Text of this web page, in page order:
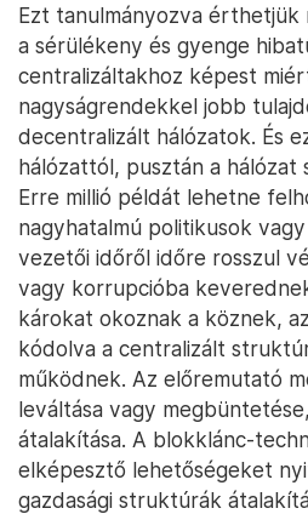
Ezt tanulmányozva érthetjük
a sérülékeny és gyenge
centralizáltakhoz képest
nagyságrendekkel jobb
decentralizált hálózatok. És
hálózattól, pusztán a
Erre millió példát lehetne
nagyhatalmú politikusok
vezetői időről időre rosszul
vagy korrupcióba
károkat okoznak a köznek,
kódolva a centralizált
működnek. Az előremutató
leváltása vagy
átalakítása. A blokklánc-
elképesztő lehetőségeket
gazdasági struktúrák